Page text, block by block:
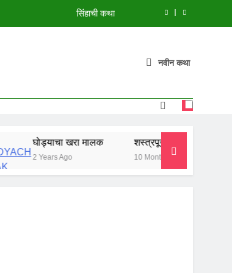
सिंहाची कथा
मुंगी आणि हत्ती
झाडावरची फुलं
नवीन कथा
घोड्याचा खरा मालक
2 Years Ago
शस्त्रपूजेची गोष्ट
10 Months Ago